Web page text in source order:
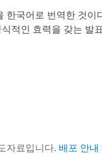
국어로 번역한 것
적인 효력을 갖는 발
자료입니다. 배포 안내